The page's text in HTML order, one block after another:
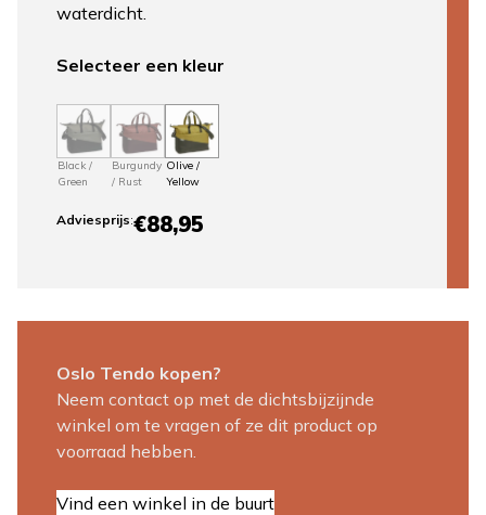
waterdicht.
Selecteer een kleur
Black /
Green
Burgundy
/ Rust
Olive /
Yellow
Adviesprijs:€88,95
Oslo Tendo kopen?
Neem contact op met de dichtsbijzijnde
winkel om te vragen of ze dit product op
voorraad hebben.
Vind een winkel in de buurt